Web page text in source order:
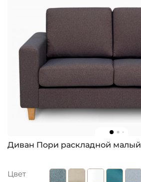
Диван Пори раскладной малый
Цвет